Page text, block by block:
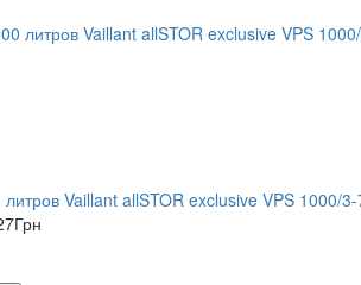
Vaillant allSTOR exclusive VPS 1000/
Грн